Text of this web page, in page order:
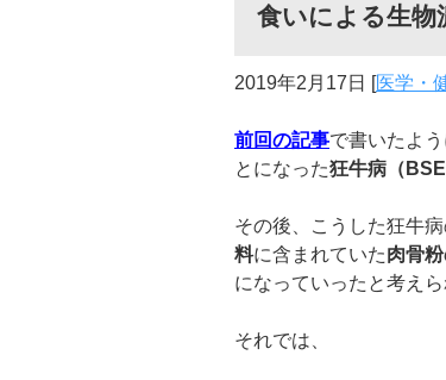
食いによる生物
2019年2月17日 [医学・
前回の記事で書いたよう
とになった狂牛病（ BSE
その後、こうした狂牛
料に含まれていた肉骨
になっていったと考え
それでは、